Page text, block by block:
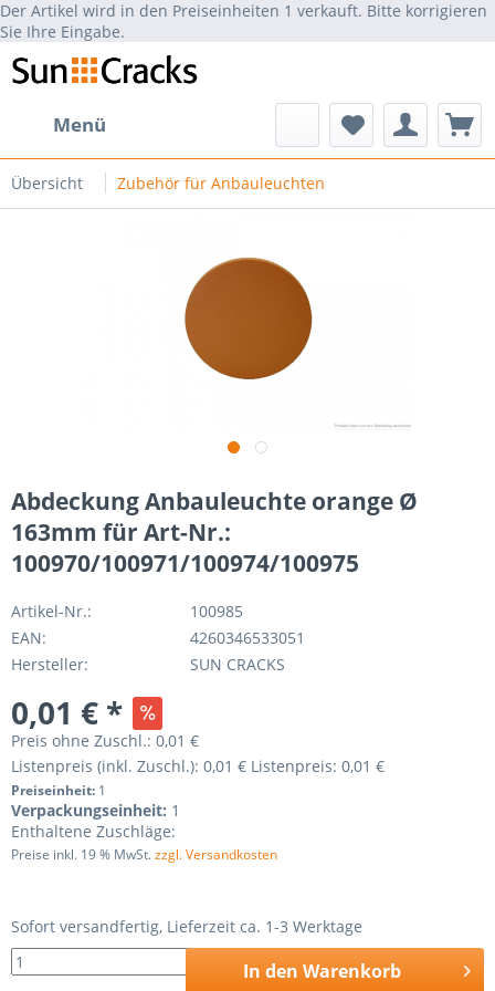
Der Artikel wird in den Preiseinheiten 1 verkauft. Bitte korrigieren
Sie Ihre Eingabe.
Menü
Übersicht Zubehör für Anbauleuchten
Abdeckung Anbauleuchte orange Ø
163mm für Art-Nr.:
100970/100971/100974/100975
Artikel-Nr.:
100985
EAN:
4260346533051
Hersteller:
SUN CRACKS
0,01 € *
Preis ohne Zuschl.: 0,01 €
Listenpreis (inkl. Zuschl.): 0,01 € Listenpreis: 0,01 €
Preiseinheit: 1
Verpackungseinheit: 1
Enthaltene Zuschläge:
Preise inkl. 19 % MwSt.zzgl. Versandkosten
Sofort versandfertig, Lieferzeit ca. 1-3 Werktage
In den Warenkorb